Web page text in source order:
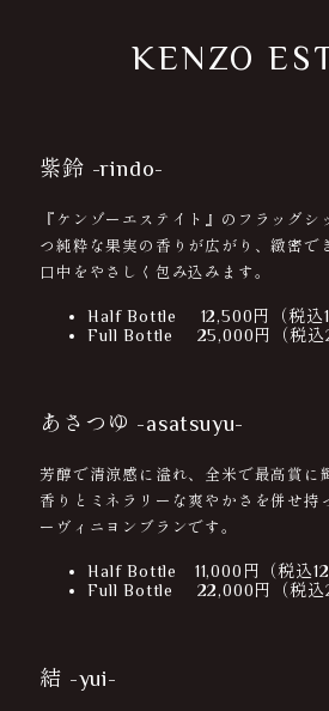
KENZO
紫鈴 -rindo-
『ケンゾーエステイト』のフラッグシ
つ純粋な果実の香りが広がり、緻密で
口中をやさしく包み込みます。
Half Bottle 12,500円（税込
Full Bottle 25,000円（税込
あさつゆ -asatsuyu-
芳醇で清涼感に溢れ、全米で最高賞に
香りとミネラリーな爽やかさを併せ持
ーヴィニヨンブランです。
Half Bottle 11,000円（税込
Full Bottle 22,000円（税込
結 -yui-